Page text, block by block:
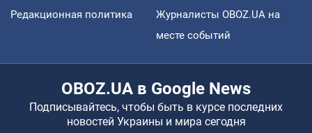
Редакционная политика
Журналисты OBOZ.UA на
месте событий
OBOZ.UA в Google News
Подписывайтесь, чтобы быть в курсе последних
новостей Украины и мира сегодня